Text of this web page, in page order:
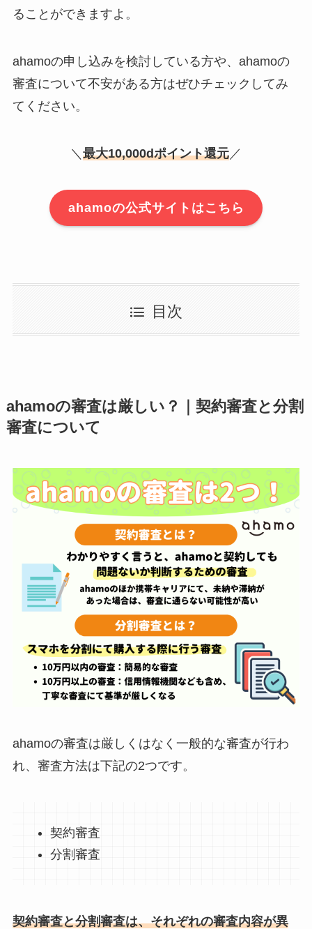
ることができますよ。
ahamoの申し込みを検討している方や、ahamoの
審査について不安がある方はぜひチェックしてみ
てください。
＼ 最大10,000dポイント還元 ／
ahamoの公式サイトはこちら
目次
ahamoの審査は厳しい？｜契約審査と分割
審査について
ahamoの審査は厳しくはなく一般的な審査が行わ
れ、審査方法は下記の2つです。
契約審査
分割審査
契約審査と分割審査は、それぞれの審査内容が異